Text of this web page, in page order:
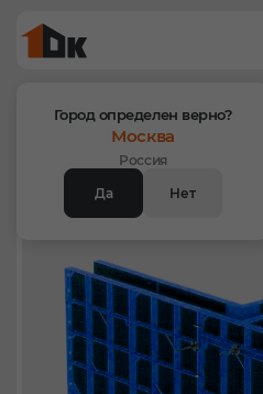
Город определен верно?
Москва
Россия
Да
Нет
Главная Продукция Опалубка стен
Хит